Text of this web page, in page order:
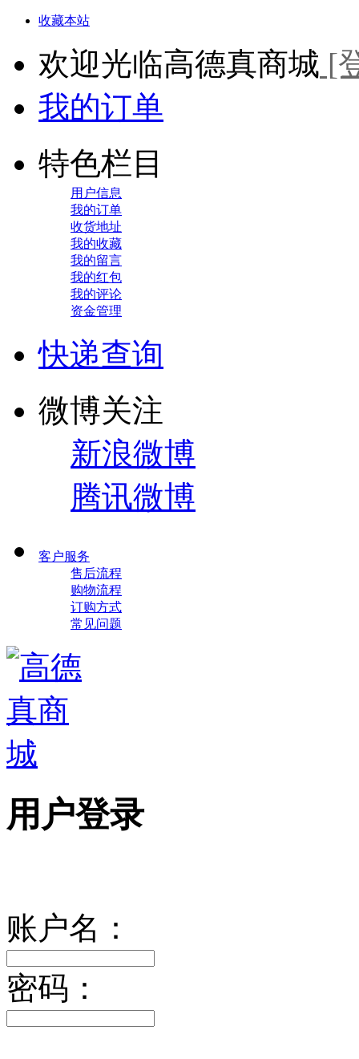
收藏本站
欢迎光临高德真商城 [
我的订单
特色栏目
用户信息
我的订单
收货地址
我的收藏
我的留言
我的红包
我的评论
资金管理
快递查询
微博关注
新浪微博
腾讯微博
客户服务
售后流程
购物流程
订购方式
常见问题
用户登录
账户名：
密码：